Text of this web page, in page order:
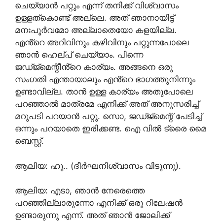
ചെയ്യാൻ പറ്റും എന്ന് തനിക്ക് വിശ്വാസം
ഉള്ളത്കൊണ്ട് അല്ലെ. അത്‌ ഞാനായിട്ട്
മനഃപൂർവമോ അല്ലാതെയോ കളയില്ല.
എൻ്റെ അറിവിനും കഴിവിനും പറ്റുന്നപോലെ
ഞാൻ ഹെല്പ് ചെയ്യാം. പിന്നെ
ജഡ്ജ്മെന്റീൻ്റെ കാര്യം. അങ്ങനെ ഒരു
സംഗതി എന്തായാലും എൻ്റെ ഭാഗത്തുനിന്നും
ഉണ്ടാവില്ല. താൻ ഉള്ള കാര്യം അതുപോലെ
പറഞ്ഞാൽ മാത്രമേ എനിക്ക് അത്‌ അനുസരിച്ച്
മറുപടി പറയാൻ പറ്റു. സൊ, ജഡ്ജ്‌മെന്റ് പേടിച്ച്
ഒന്നും പറയാതെ ഇരിക്കണ്ട. ഐ വിൽ ട്രൈ മൈ
ബെസ്റ്റ്.
ആലിയ: ഹൂ.. (ദീർഘനിശ്വാസം വിടുന്നു).
ആലിയ: എടാ, ഞാൻ നേരെത്തെ
പറഞ്ഞില്ലാരുന്നോ എനിക്ക് ഒരു റിലേഷൻ
ഉണ്ടാരുന്നു എന്ന്. അത്‌ ഞാൻ ജോലിക്ക്